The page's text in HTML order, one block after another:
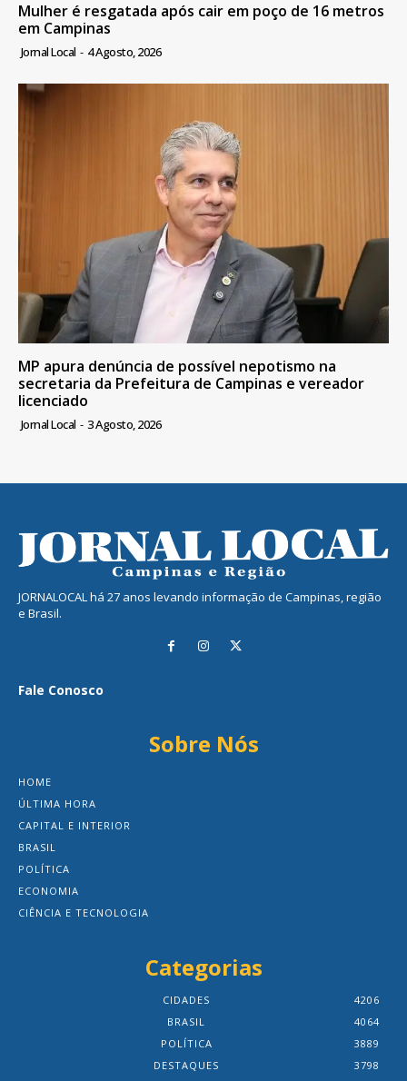
Mulher é resgatada após cair em poço de 16 metros
em Campinas
Jornal Local - 4 Agosto, 2026
MP apura denúncia de possível nepotismo na
secretaria da Prefeitura de Campinas e vereador
licenciado
Jornal Local - 3 Agosto, 2026
JORNALOCAL há 27 anos levando informação de Campinas, região
e Brasil.
Fale Conosco
Sobre Nós
HOME
ÚLTIMA HORA
CAPITAL E INTERIOR
BRASIL
POLÍTICA
ECONOMIA
CIÊNCIA E TECNOLOGIA
Categorias
CIDADES
4206
BRASIL
4064
POLÍTICA
3889
DESTAQUES
3798